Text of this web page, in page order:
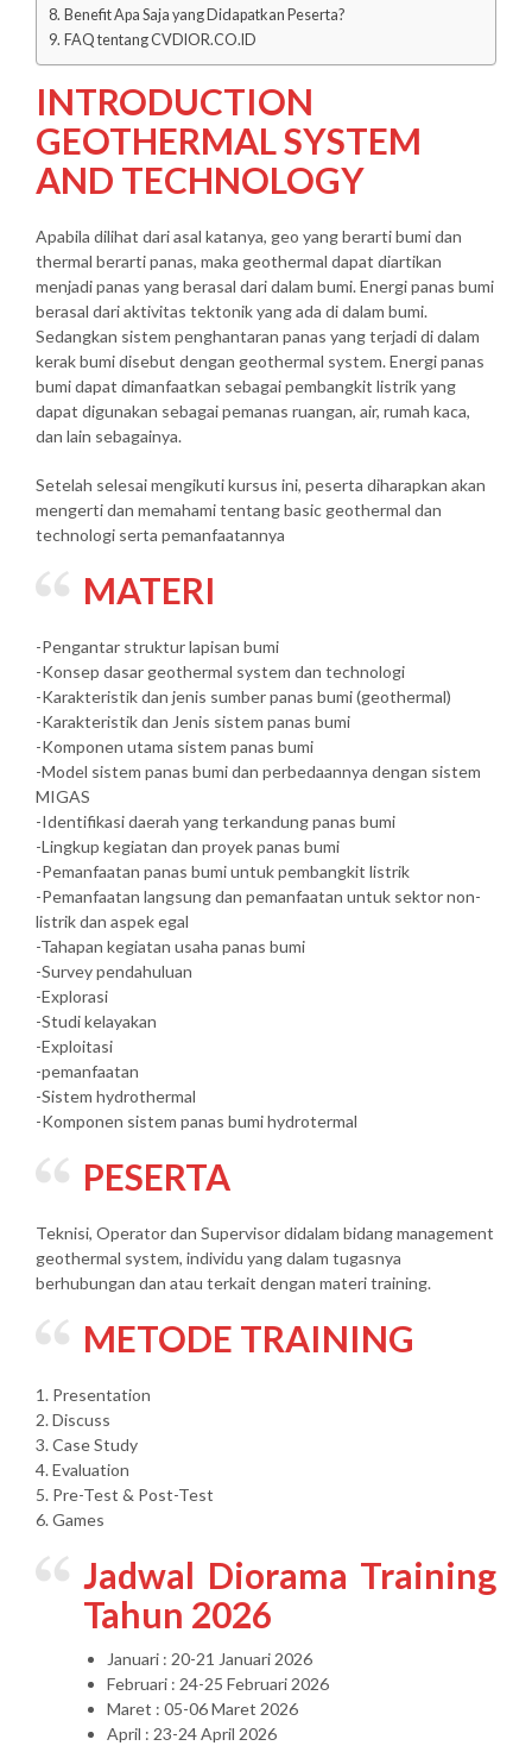
Benefit Apa Saja yang Didapatkan Peserta?
FAQ tentang CVDIOR.CO.ID
INTRODUCTION
GEOTHERMAL SYSTEM
AND TECHNOLOGY
Apabila dilihat dari asal katanya, geo yang berarti bumi dan
thermal berarti panas, maka geothermal dapat diartikan
menjadi panas yang berasal dari dalam bumi. Energi panas bumi
berasal dari aktivitas tektonik yang ada di dalam bumi.
Sedangkan sistem penghantaran panas yang terjadi di dalam
kerak bumi disebut dengan geothermal system. Energi panas
bumi dapat dimanfaatkan sebagai pembangkit listrik yang
dapat digunakan sebagai pemanas ruangan, air, rumah kaca,
dan lain sebagainya.
Setelah selesai mengikuti kursus ini, peserta diharapkan akan
mengerti dan memahami tentang basic geothermal dan
technologi serta pemanfaatannya
MATERI
-Pengantar struktur lapisan bumi
-Konsep dasar geothermal system dan technologi
-Karakteristik dan jenis sumber panas bumi (geothermal)
-Karakteristik dan Jenis sistem panas bumi
-Komponen utama sistem panas bumi
-Model sistem panas bumi dan perbedaannya dengan sistem
MIGAS
-Identifikasi daerah yang terkandung panas bumi
-Lingkup kegiatan dan proyek panas bumi
-Pemanfaatan panas bumi untuk pembangkit listrik
-Pemanfaatan langsung dan pemanfaatan untuk sektor non-
listrik dan aspek egal
-Tahapan kegiatan usaha panas bumi
-Survey pendahuluan
-Explorasi
-Studi kelayakan
-Exploitasi
-pemanfaatan
-Sistem hydrothermal
-Komponen sistem panas bumi hydrotermal
PESERTA
Teknisi, Operator dan Supervisor didalam bidang management
geothermal system, individu yang dalam tugasnya
berhubungan dan atau terkait dengan materi training.
METODE TRAINING
1. Presentation
2. Discuss
3. Case Study
4. Evaluation
5. Pre-Test & Post-Test
6. Games
Jadwal Diorama Training
Tahun 2026
Januari : 20-21 Januari 2026
Februari : 24-25 Februari 2026
Maret : 05-06 Maret 2026
April : 23-24 April 2026